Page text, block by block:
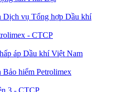
Dịch vụ Tổng hợp Dầu khí
- CTCP
áp Dầu khí Việt Nam
hiểm Petrolimex